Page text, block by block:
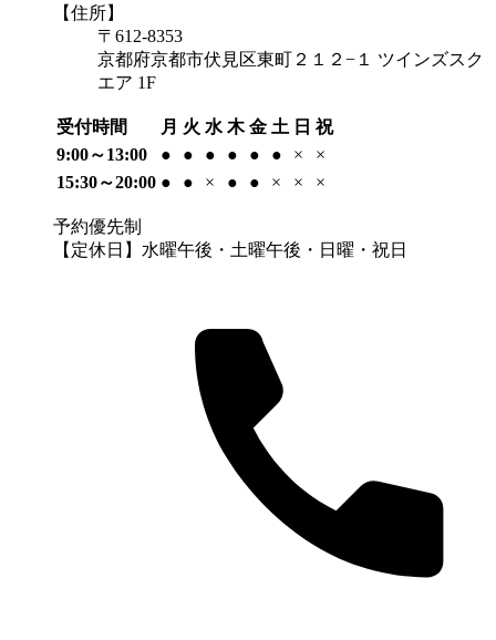
【住所】
〒612-8353
京都府京都市伏見区東町２１２−１ ツインズスク
エア 1F
受付時間 月 火 水 木 金 土 日 祝
9:00～13:00
● ● ● ● ● ● ×
×
15:30～20:00 ● ● × ● ● × × ×
予約優先制
【定休日】水曜午後・土曜午後・日曜・祝日